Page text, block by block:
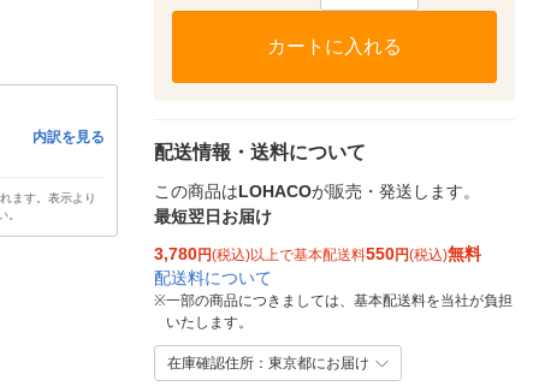
内訳を見る
ます。表示より
。
カートに入れる
配送情報・送料について
この商品はLOHACOが販売・発送します。
最短翌日お届け
3,780円(税込)以上で基本配送料550円(税込)無料
配送料について
※一部の商品につきましては、基本配送料を当社が負担
いたします。
在庫確認住所：東京都にお届け